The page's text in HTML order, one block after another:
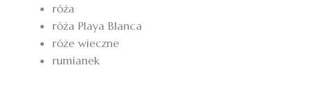
róża
róża Playa Blanca
róże wieczne
rumianek